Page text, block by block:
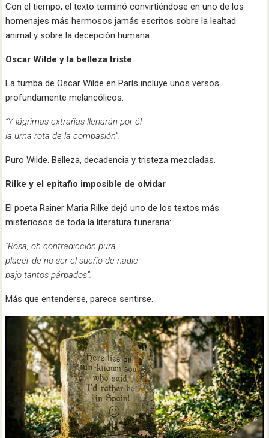
Con el tiempo, el texto terminó convirtiéndose en uno de los
homenajes más hermosos jamás escritos sobre la lealtad
animal y sobre la decepción humana.
Oscar Wilde y la belleza triste
La tumba de Oscar Wilde en París incluye unos versos
profundamente melancólicos:
“Y lágrimas extrañas llenarán por él
la urna rota de la compasión”.
Puro Wilde. Belleza, decadencia y tristeza mezcladas.
Rilke y el epitafio imposible de olvidar
El poeta Rainer Maria Rilke dejó uno de los textos más
misteriosos de toda la literatura funeraria:
“Rosa, oh contradicción pura,
placer de no ser el sueño de nadie
bajo tantos párpados”.
Más que entenderse, parece sentirse.